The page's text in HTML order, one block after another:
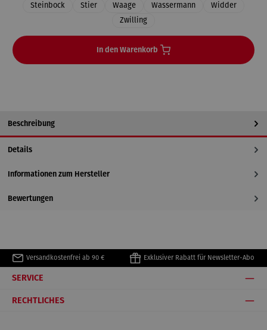
Steinbock
Stier Waage Wassermann
Widder
Zwilling
In den Warenkorb
Beschreibung
Details
Informationen zum Hersteller
Bewertungen
Versandkostenfrei ab 90 € Exklusiver Rabatt für Newsletter-Abo
SERVICE
RECHTLICHES